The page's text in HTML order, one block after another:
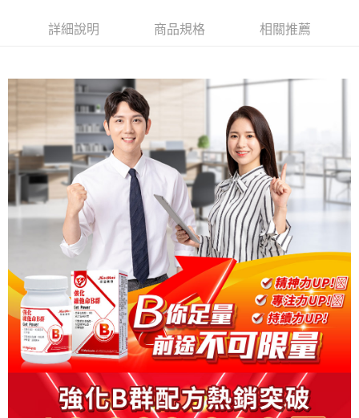
2.基於同意付款使用「大哥付你分期」之契約關係目的，商店將以您的個人
資料（包含姓名、電話或地址）提供予台灣大哥大進項蒐集、處理及利用，
※ 交易是否成功請以「AFTEE先享後付 」之結帳頁面顯示為準，若有關於
１．透過由恩沛科技股份有限公司提供之「AFTEE先享後付」服務完成之交
易，需依本服務之必要範圍內提供個人資料，並將交易相關給付款項請求債
權轉讓予恩沛科技股份有限公司。
２．關於個人資料處理事宜，請瀏覽以下網址：
https://aftee.tw/terms/#terms3
３．未成年的使用者請事先徵得法定代理人或監護人之同意方可使用
「AFTEE先享後付」，若未經同意申辦者引起之損失，本公司不負相關責
任。
４．使用「AFTEE先享後付」時，將依據個別帳號之用戶狀況，依本公司即
時審查核予不同之上限額度；若仍有額度不足之情形，本公司將視審查結果
請求用戶進行身份認證。
５．嚴禁一人註冊多個帳號或使用他人資訊註冊。若發現惡意使用之情形，
恩沛科技股份有限公司將有權停止該用戶之使用額度並採取法律行動。
萊爾富取貨付款
付款後萊爾富取貨
每筆NT$60，滿NT$1,000(含以上)免運費
7-11取貨付款
每筆NT$60，滿NT$699(含以上)免運費
付款後7-11取貨
每筆NT$60，滿NT$699(含以上)免運費
每筆NT$120，滿NT$1,000(含以上)免運費
宅配-離島
每筆NT$120，滿NT$1,000(含以上)免運費
詳細說明 商品規格 相關推薦